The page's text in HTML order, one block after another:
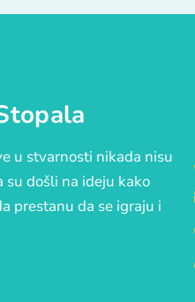
u stvarnosti nikada nisu
su došli na ideju kako
prestanu da se igraju i